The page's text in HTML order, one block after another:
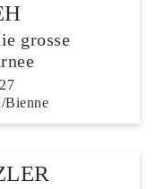
grosse
Bienne